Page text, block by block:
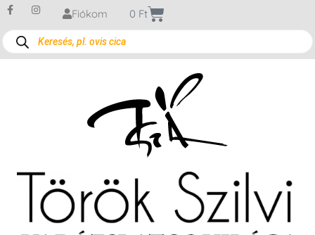
Fiókom 0 Ft